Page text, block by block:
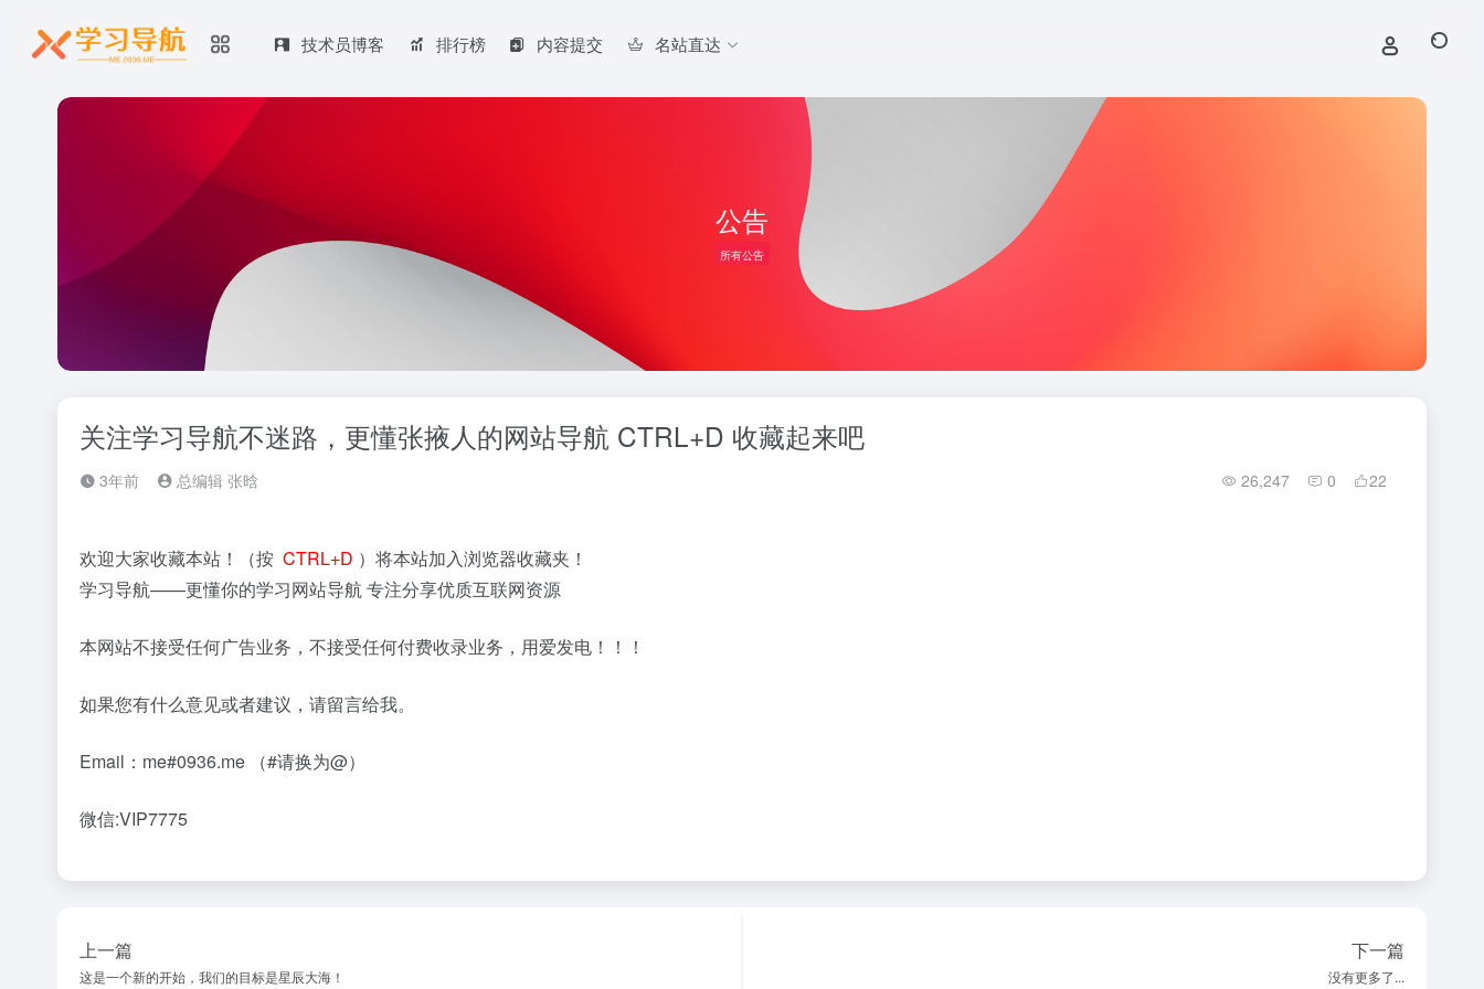
技术员博客 排行榜 内容提交 名站直达
公告
所有公告
关注学习导航不迷路，更懂张掖人的网站导航 CTRL+D 收藏起来吧
3年前 总编辑 张晗 26,247 0 22
欢迎大家收藏本站！（按 CTRL+D ）将本站加入浏览器收藏夹！
学习导航——更懂你的学习网站导航 专注分享优质互联网资源
本网站不接受任何广告业务，不接受任何付费收录业务，用爱发电！！！
如果您有什么意见或者建议，请留言给我。
Email：me#0936.me （#请换为@）
微信:VIP7775
上一篇
这是一个新的开始，我们的目标是星辰大海！
下一篇
没有更多了...